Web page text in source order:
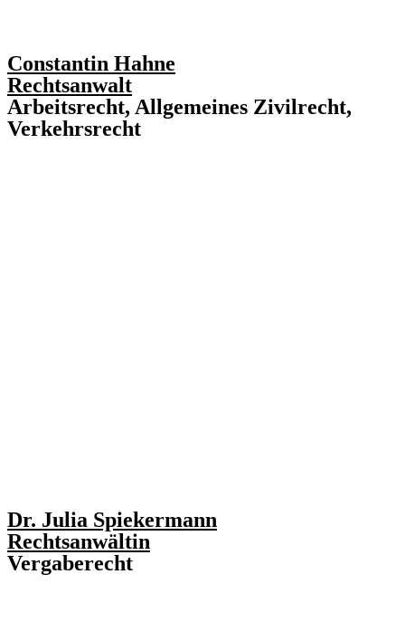
Constantin Hahne
Rechtsanwalt
Arbeitsrecht, Allgemeines Zivilrecht,
Verkehrsrecht
Dr. Julia Spiekermann
Rechtsanwältin
Vergaberecht